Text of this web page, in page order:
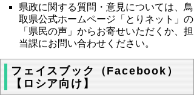
県政に関する質問・意見については、鳥
取県公式ホームページ「とりネット」の
「県民の声」からお寄せいただくか、担
当課にお問い合わせください。
フェイスブック（Facebook）
【ロシア向け】